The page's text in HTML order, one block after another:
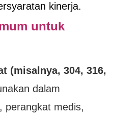
kinerja.
untuk
(misalnya, 304, 316,
dalam
perangkat medis,